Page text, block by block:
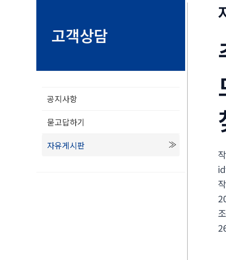
고객상담
공지사항
묻고답하기
자유게시판